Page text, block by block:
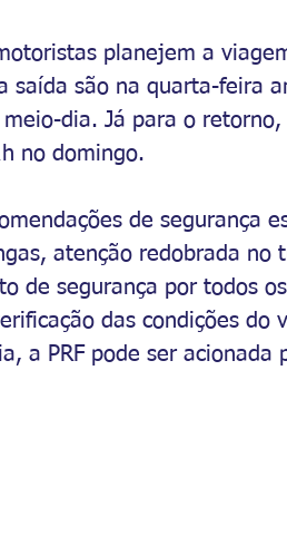
planejem a
saída são na quarta-feira
dia. Já para o
no domingo.
de segurança
atenção redobrada
de segurança por todos
das condições do
a PRF pode ser acionada